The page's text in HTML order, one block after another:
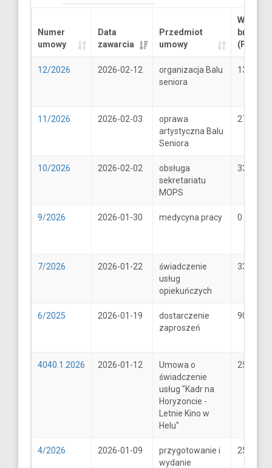
Numer
umowy
Data
zawarcia
Przedmiot
umowy
Wartość
brutto
(PLN)
12/2026 2026-02-12
organizacja Balu
seniora
13289.6
11/2026 2026-02-03
oprawa
artystyczna Balu
Seniora
2706
10/2026 2026-02-02
obsługa
sekretariatu
MOPS
33
9/2026 2026-01-30 medycyna pracy 0
7/2026 2026-01-22
świadczenie
usług
opiekuńczych
33
6/2025 2026-01-19
dostarczenie
zaproszeń
900
4040.1.2026 2026-01-12
Umowa o
świadczenie
usług "Kadr na
Horyzoncie -
Letnie Kino w
Helu"
25600
4/2026 2026-01-09
przygotowanie i
wydanie
25